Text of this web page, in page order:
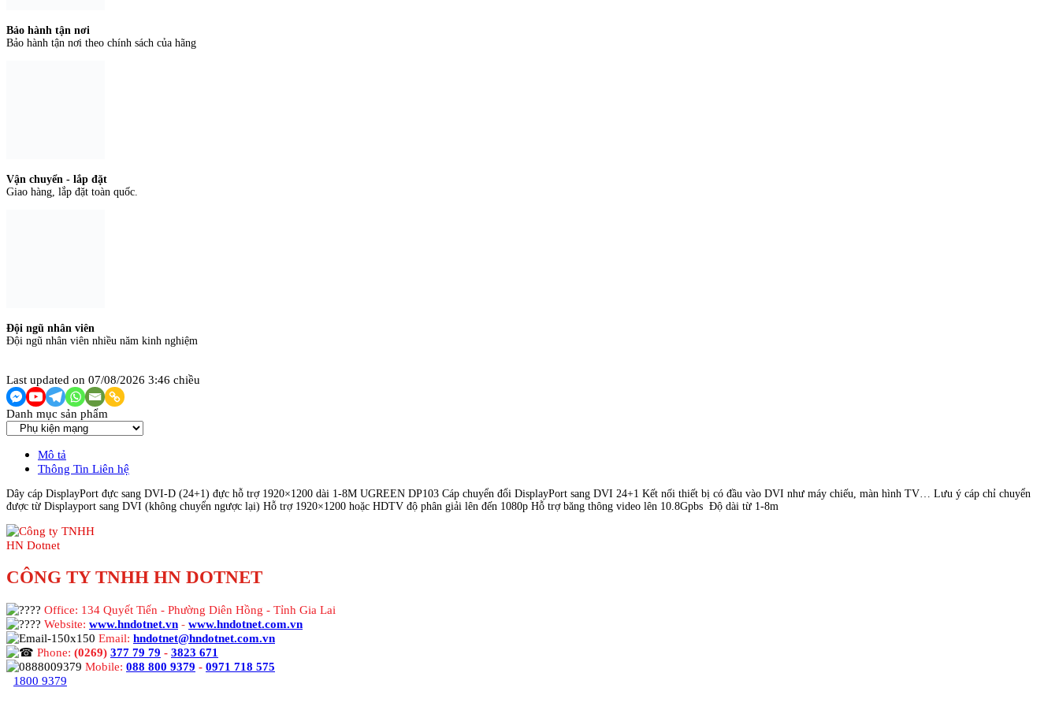
Bảo hành tận nơi
Bảo hành tận nơi theo chính sách của hãng
Vận chuyển - lắp đặt
Giao hàng, lắp đặt toàn quốc.
Đội ngũ nhân viên
Đội ngũ nhân viên nhiều năm kinh nghiệm
Last updated on 07/08/2026 3:46 chiều
Danh mục sản phẩm
Mô tả
Thông Tin Liên hệ
Dây cáp DisplayPort đực sang DVI-D (24+1) đực hỗ trợ 1920×1200 dài 1-8M UGREEN DP103 Cáp chuyển đổi DisplayPort sang DVI 24+1 Kết nối thiết bị có đầu vào DVI như máy chiếu, màn hình TV… Lưu ý cáp chỉ chuyển
được từ Displayport sang DVI (không chuyển ngược lại) Hỗ trợ 1920×1200 hoặc HDTV độ phân giải lên đến 1080p Hỗ trợ băng thông video lên 10.8Gpbs Độ dài từ 1-8m
CÔNG TY TNHH HN DOTNET
Office: 134 Quyết Tiến - Phường Diên Hồng - Tỉnh Gia Lai
Website: www.hndotnet.vn - www.hndotnet.com.vn
Email: hndotnet@hndotnet.com.vn
Phone: (0269) 377 79 79 - 3823 671
Mobile: 088 800 9379 - 0971 718 575
1800 9379